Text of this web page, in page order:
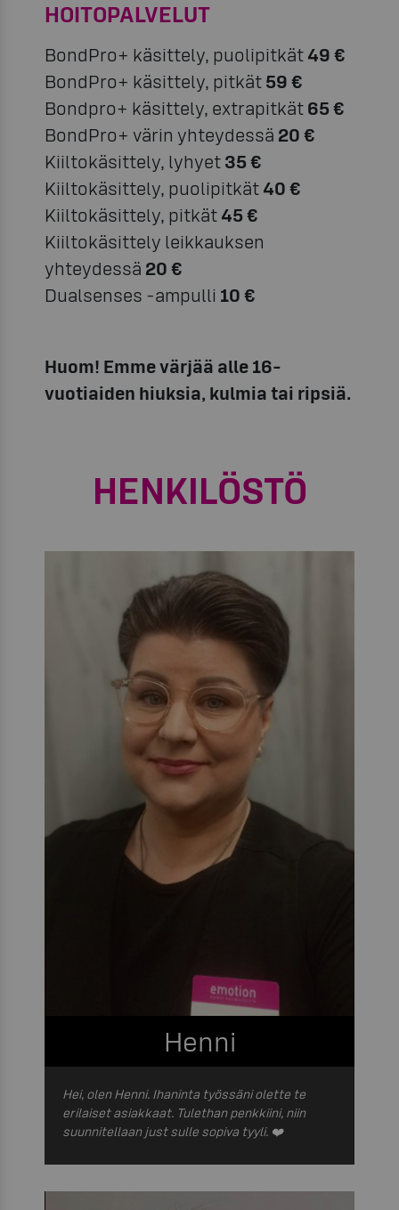
HOITOPALVELUT
BondPro+ käsittely, puolipitkät 49 €
BondPro+ käsittely, pitkät 59 €
Bondpro+ käsittely, extrapitkät 65 €
BondPro+ värin yhteydessä 20 €
Kiiltokäsittely, lyhyet 35 €
Kiiltokäsittely, puolipitkät 40 €
Kiiltokäsittely, pitkät 45 €
Kiiltokäsittely leikkauksen
yhteydessä 20 €
Dualsenses -ampulli 10 €
Huom! Emme värjää alle 16-
vuotiaiden hiuksia, kulmia tai ripsiä.
HENKILÖSTÖ
Henni
Hei, olen Henni. Ihaninta työssäni olette te
erilaiset asiakkaat. Tulethan penkkiini, niin
suunnitellaan just sulle sopiva tyyli. ❤️